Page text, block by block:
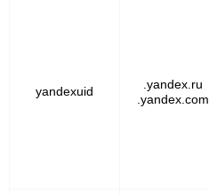
yandexuid
.yandex.ru
.yandex.com